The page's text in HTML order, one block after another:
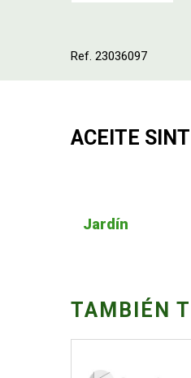
Ref. 23036097
ACEITE
Jardín
TAMBIÉN